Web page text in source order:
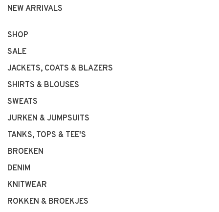
NEW ARRIVALS
SHOP
SALE
JACKETS, COATS & BLAZERS
SHIRTS & BLOUSES
SWEATS
JURKEN & JUMPSUITS
TANKS, TOPS & TEE'S
BROEKEN
DENIM
KNITWEAR
ROKKEN & BROEKJES